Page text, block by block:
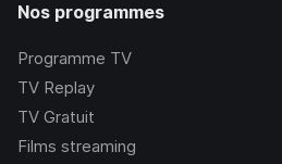
Nos programmes
Programme TV
TV Replay
TV Gratuit
Films streaming